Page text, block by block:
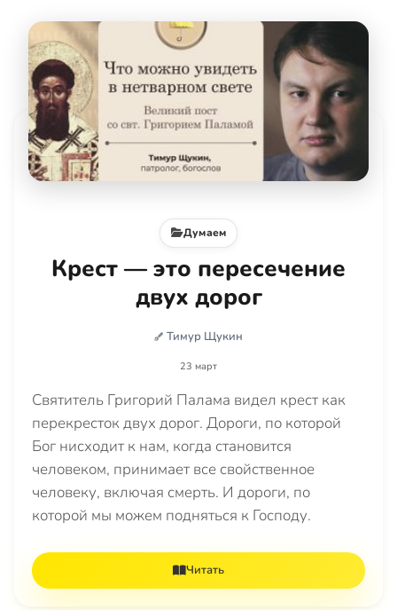
Думаем
Крест — это пересечение
двух дорог
Тимур Щукин
23 март
Святитель Григорий Палама видел крест как
перекресток двух дорог. Дороги, по которой
Бог нисходит к нам, когда становится
человеком, принимает все свойственное
человеку, включая смерть. И дороги, по
которой мы можем подняться к Господу.
Читать